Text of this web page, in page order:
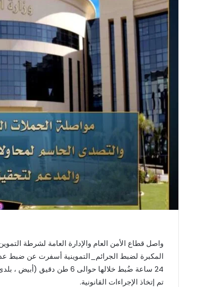
واصل قطاع الأمن العام والإدارة العامة لشرطة
المكبرة لضبط الجرائم_التموينية أسفرت عن ضبط
24 ساعة ضُبط خلالها حوالى 6 طن دقيق (أبيض ، بلدى مدعم).
تم إتخاذ الإجراءات القانونية.